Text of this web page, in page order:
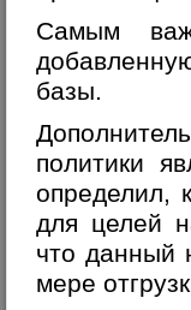
Самым
базы.
политики
определил,
для целей
что данный
мере